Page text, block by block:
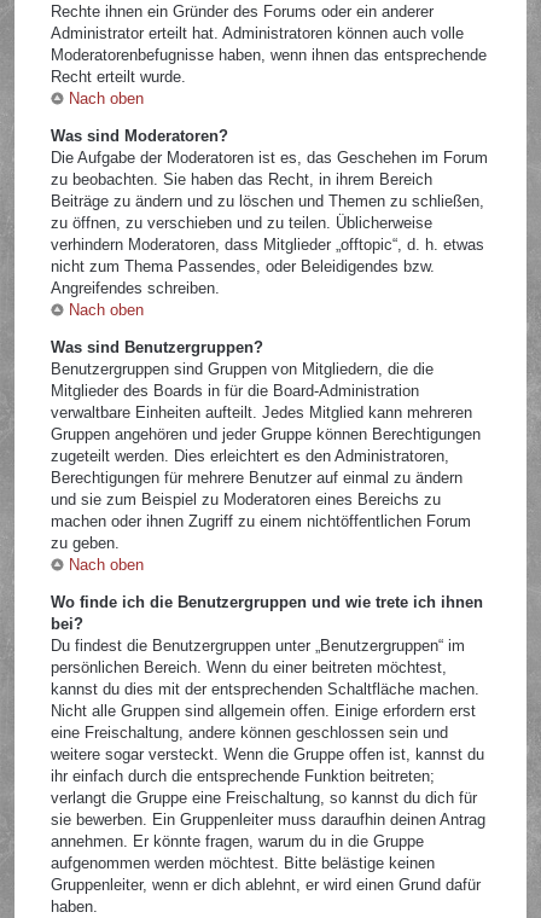
Rechte ihnen ein Gründer des Forums oder ein anderer
Administrator erteilt hat. Administratoren können auch volle
Moderatorenbefugnisse haben, wenn ihnen das entsprechende
Recht erteilt wurde.
Nach oben
Was sind Moderatoren?
Die Aufgabe der Moderatoren ist es, das Geschehen im Forum
zu beobachten. Sie haben das Recht, in ihrem Bereich
Beiträge zu ändern und zu löschen und Themen zu schließen,
zu öffnen, zu verschieben und zu teilen. Üblicherweise
verhindern Moderatoren, dass Mitglieder „offtopic“, d. h. etwas
nicht zum Thema Passendes, oder Beleidigendes bzw.
Angreifendes schreiben.
Nach oben
Was sind Benutzergruppen?
Benutzergruppen sind Gruppen von Mitgliedern, die die
Mitglieder des Boards in für die Board-Administration
verwaltbare Einheiten aufteilt. Jedes Mitglied kann mehreren
Gruppen angehören und jeder Gruppe können Berechtigungen
zugeteilt werden. Dies erleichtert es den Administratoren,
Berechtigungen für mehrere Benutzer auf einmal zu ändern
und sie zum Beispiel zu Moderatoren eines Bereichs zu
machen oder ihnen Zugriff zu einem nichtöffentlichen Forum
zu geben.
Nach oben
Wo finde ich die Benutzergruppen und wie trete ich ihnen
bei?
Du findest die Benutzergruppen unter „Benutzergruppen“ im
persönlichen Bereich. Wenn du einer beitreten möchtest,
kannst du dies mit der entsprechenden Schaltfläche machen.
Nicht alle Gruppen sind allgemein offen. Einige erfordern erst
eine Freischaltung, andere können geschlossen sein und
weitere sogar versteckt. Wenn die Gruppe offen ist, kannst du
ihr einfach durch die entsprechende Funktion beitreten;
verlangt die Gruppe eine Freischaltung, so kannst du dich für
sie bewerben. Ein Gruppenleiter muss daraufhin deinen Antrag
annehmen. Er könnte fragen, warum du in die Gruppe
aufgenommen werden möchtest. Bitte belästige keinen
Gruppenleiter, wenn er dich ablehnt, er wird einen Grund dafür
haben.